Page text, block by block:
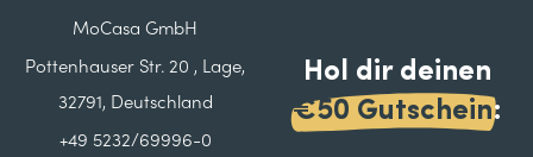
MoCasa GmbH
Pottenhauser Str. 20 , Lage,
32791, Deutschland
+49 5232/69996-0
Hol dir deinen
€50 Gutschein: